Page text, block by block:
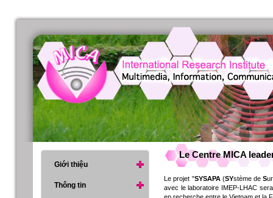
Le Centre MICA
Le projet "SYSAPA(SYstème deS
avec le laboratoire IMEP-LHAC
Giới thiệu
Thông tin